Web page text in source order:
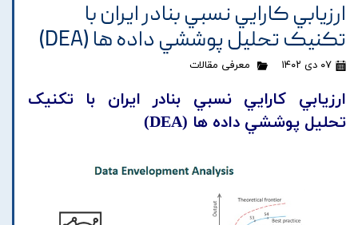
ارزيابي کارايي نسبي بنادر ايران با
تکنيک تحليل پوششي داده ها (DEA)
۰۷ دی ۱۴۰۲ معرفی مقالات
ارزيابي کارايي نسبي بنادر ايران با تکنيک
تحليل پوششي داده ها (DEA)